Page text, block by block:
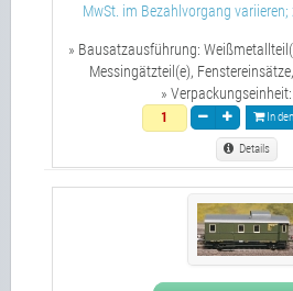
MwSt. im Bezahlvorgang
» Bausatzausführung:
Messingätzteil(e),
» Verpackungseinheit:
In
Details